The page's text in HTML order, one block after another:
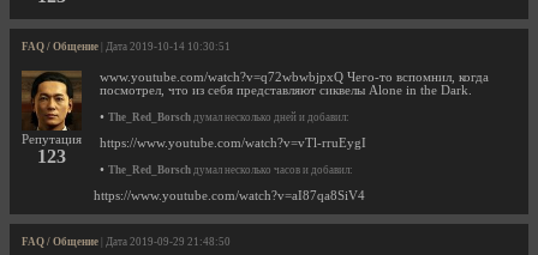
FAQ / Общение | Дата 2019-10-14 10:30:51
Репутация
123
www.youtube.com/watch?v=q72wbwbjpxQ Чего-то вспомнил, когда
посмотрел, что из себя представляют сиквелы Alone in the Dark.
• The_Red_Borsch думал несколько дней и добавил:
https://www.youtube.com/watch?v=vTl-rruEygI
• The_Red_Borsch думал несколько часов и добавил:
https://www.youtube.com/watch?v=aI87qa8SiV4
FAQ / Общение | Дата 2019-09-29 21:48:50